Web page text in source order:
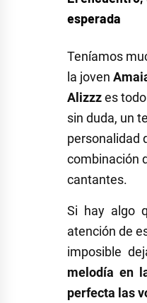
esperada
Teníamos
la joven
Alizzzes
sin duda, un
personalidad
combinación
cantantes.
Si hay algo
atención de
imposible
melodía en
perfecta las